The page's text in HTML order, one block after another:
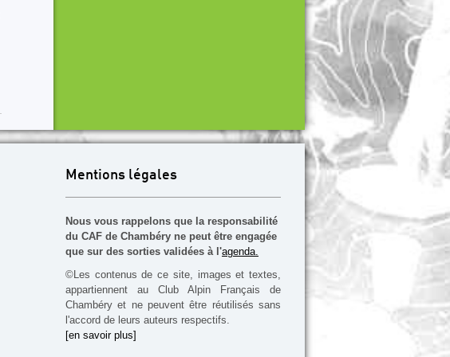
Mentions légales
Nous vous rappelons que la responsabilité
du CAF de Chambéry ne peut être engagée
que sur des sorties validées à l'agenda.
©Les contenus de ce site, images et textes,
appartiennent au Club Alpin Français de
Chambéry et ne peuvent être réutilisés sans
l'accord de leurs auteurs respectifs.
[en savoir plus]